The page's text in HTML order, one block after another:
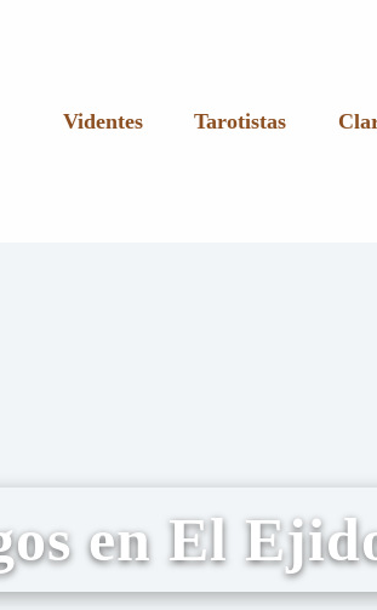
Videntes Tarotistas
en El